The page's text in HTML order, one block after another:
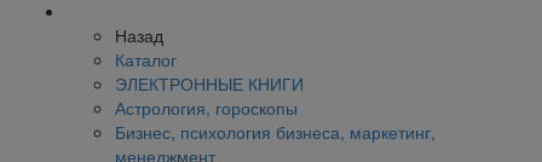
Назад
Каталог
ЭЛЕКТРОННЫЕ КНИГИ
Астрология, гороскопы
Бизнес, психология бизнеса, маркетинг,
менеджмент